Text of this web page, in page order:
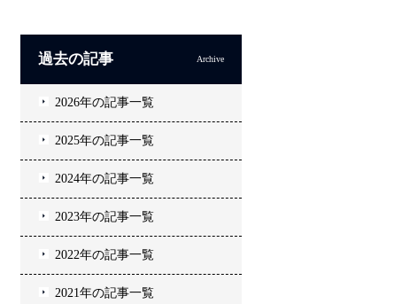
過去の記事 Archive
2026年の記事一覧
2025年の記事一覧
2024年の記事一覧
2023年の記事一覧
2022年の記事一覧
2021年の記事一覧